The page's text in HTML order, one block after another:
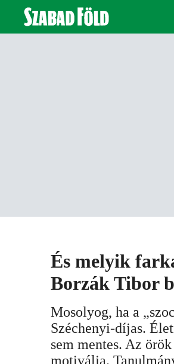
És melyik
Borzák Tibor
Mosolyog, ha a
Széchenyi-díjas.
sem mentes. Az
motiválja.